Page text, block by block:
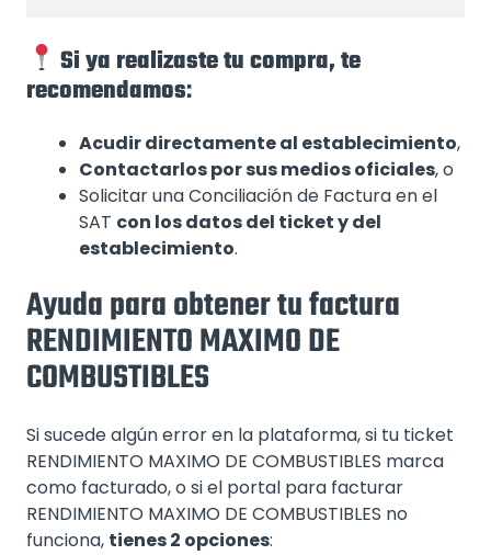
Si ya realizaste tu compra, te
recomendamos:
Acudir directamente al establecimiento,
Contactarlos por sus medios oficiales, o
Solicitar una Conciliación de Factura en el
SAT con los datos del ticket y del
establecimiento.
Ayuda para obtener tu factura
RENDIMIENTO MAXIMO DE
COMBUSTIBLES
Si sucede algún error en la plataforma, si tu ticket
RENDIMIENTO MAXIMO DE COMBUSTIBLES marca
como facturado, o si el portal para facturar
RENDIMIENTO MAXIMO DE COMBUSTIBLES no
funciona, tienes 2 opciones: